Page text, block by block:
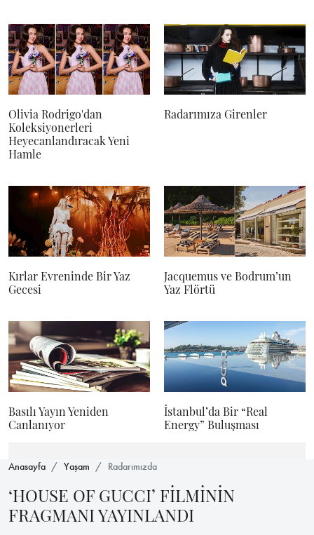
Olivia Rodrigo'dan
Koleksiyonerleri
Heyecanlandıracak Yeni
Hamle
Radarımıza Girenler
Kırlar Evreninde Bir Yaz
Gecesi
Jacquemus ve Bodrum’un
Yaz Flörtü
Basılı Yayın Yeniden
Canlanıyor
İstanbul’da Bir “Real
Energy” Buluşması
Anasayfa Yaşam Radarımızda
‘HOUSE OF GUCCI’ FİLMİNİN
FRAGMANI YAYINLANDI